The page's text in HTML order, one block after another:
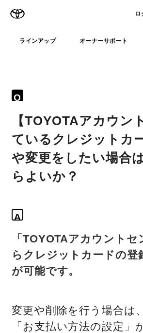
ロ
ラインアップ オーナーサポート
Q
【TOYOTAアカウン
ているクレジットカ
や変更をしたい場合
らよいか？
A
「TOYOTAアカウントセ
らクレジットカードの登
が可能です。
変更や削除を行う場合は、
「お支払い方法の設定」